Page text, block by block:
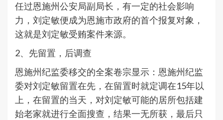
任过恩施州公安局副局长，有一定的社会影响
力，刘定敏便成为恩施市政府的首个报复对象，
这就是刘定敏受贿案件来源。
2、先留置，后调查
恩施州纪监委移交的全案卷宗显示：恩施州纪监
委对刘定敏留置在先，在留置时就定调在15年以
上，在留置的当天，对刘定敏可能的居所包括建
始老家就进行全面搜查，结果一无所获，最后只